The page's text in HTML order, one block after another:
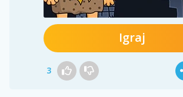
Igraj
3